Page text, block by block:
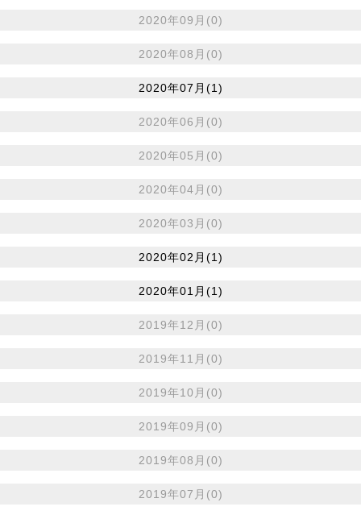
2020年09月(0)
2020年08月(0)
2020年07月(1)
2020年06月(0)
2020年05月(0)
2020年04月(0)
2020年03月(0)
2020年02月(1)
2020年01月(1)
2019年12月(0)
2019年11月(0)
2019年10月(0)
2019年09月(0)
2019年08月(0)
2019年07月(0)